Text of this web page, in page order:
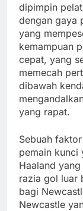
dipimpin
dengan gaya
yang
kemampuan
cepat, yang
memecah
dibawah
yang rapat.
Sebuah
pemain kunci
Haaland
razia gol luar
bagi
Newcastle